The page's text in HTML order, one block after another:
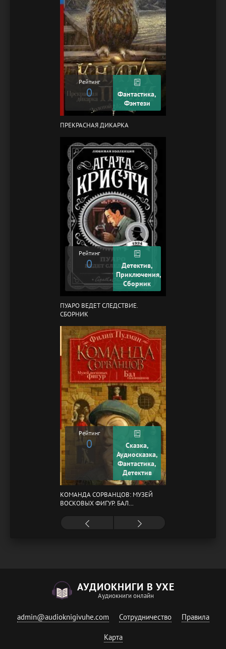
Рейтинг
0
Фантастика,
Фэнтези
ПРЕКРАСНАЯ ДИКАРКА
Рейтинг
0
Детектив,
Приключения,
Сборник
ПУАРО ВЕДЕТ СЛЕДСТВИЕ.
СБОРНИК
Рейтинг
0
Сказка,
Аудиосказка,
Фантастика,
Детектив
КОМАНДА СОРВАНЦОВ: МУЗЕЙ
ВОСКОВЫХ ФИГУР. БАЛ
АУДИОКНИГИ В УХЕ
Аудиокниги онлайн
admin@audioknigivuhe.com Сотрудничество Правила
Карта